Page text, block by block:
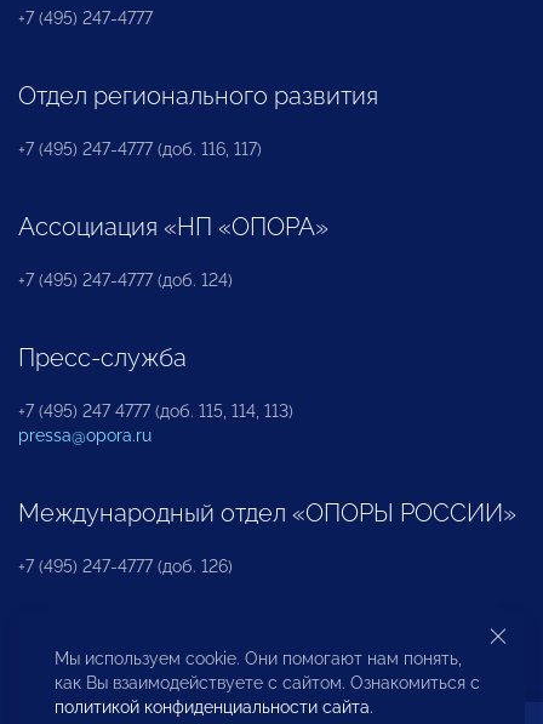
+7 (495) 247-4777
Отдел регионального развития
+7 (495) 247-4777 (доб. 116, 117)
Ассоциация «НП «ОПОРА»
+7 (495) 247-4777 (доб. 124)
Пресс-служба
+7 (495) 247 4777 (доб. 115, 114, 113)
pressa@opora.ru
Международный отдел «ОПОРЫ РОССИИ»
+7 (495) 247-4777 (доб. 126)
Бюро по защите прав предпринимателей и
инвесторов
Мы используем cookie. Они помогают нам понять,
как Вы взаимодействуете с сайтом. Ознакомиться с
политикой конфиденциальности сайта.